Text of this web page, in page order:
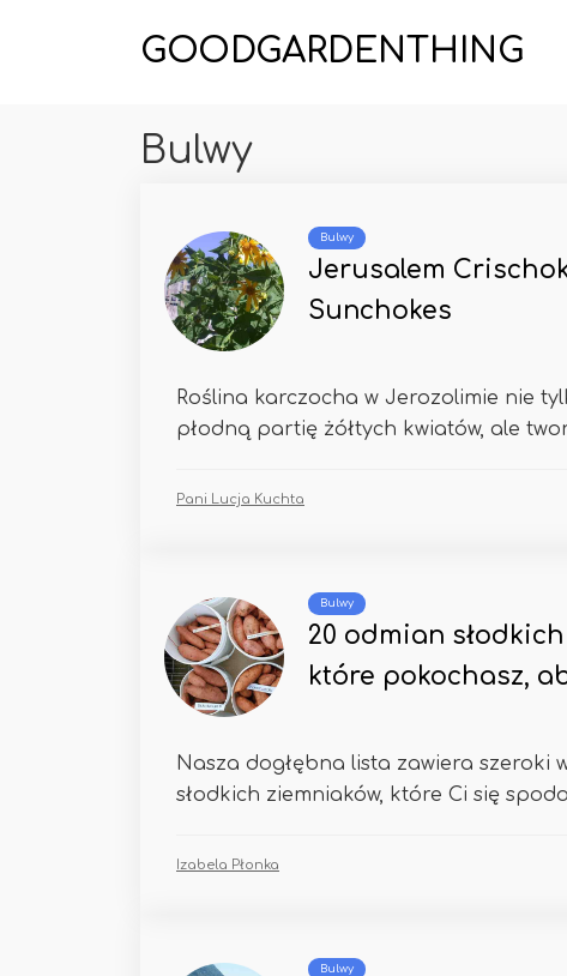
GOODGARDENTHING
Bulwy
Bulwy
Jerusalem
Sunchokes
Roślina karczocha w Jerozolimie nie
płodną partię żółtych kwiatów, ale
Pani Lucja Kuchta
Bulwy
20 odmian
które pokochasz,
Nasza dogłębna lista zawiera szeroki
słodkich ziemniaków, które Ci się
Izabela Płonka
Bulwy